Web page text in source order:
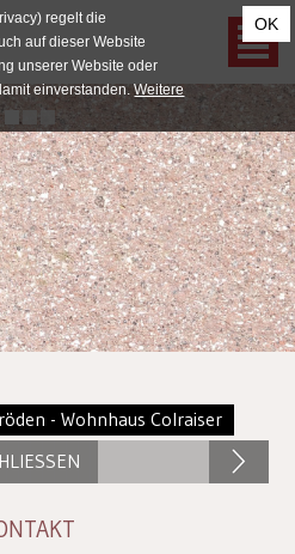
- Wohnhaus Colraiser
regelt die
auf dieser Website
unserer Website oder
einverstanden.Weitere
OK